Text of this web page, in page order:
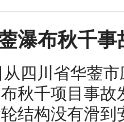
瀑布秋千
从四川省华蓥
秋千项目事
结构没有滑